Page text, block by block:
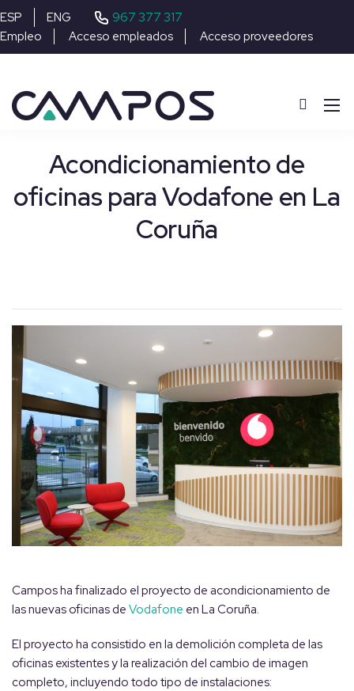
ESP ENG 967 377 317
Empleo Acceso empleados Acceso proveedores
Acondicionamiento de
oficinas para Vodafone en La
Coruña
Campos ha finalizado el proyecto de acondicionamiento de
las nuevas oficinas de Vodafone en La Coruña.
El proyecto ha consistido en la demolición completa de las
oficinas existentes y la realización del cambio de imagen
completo, incluyendo todo tipo de instalaciones: